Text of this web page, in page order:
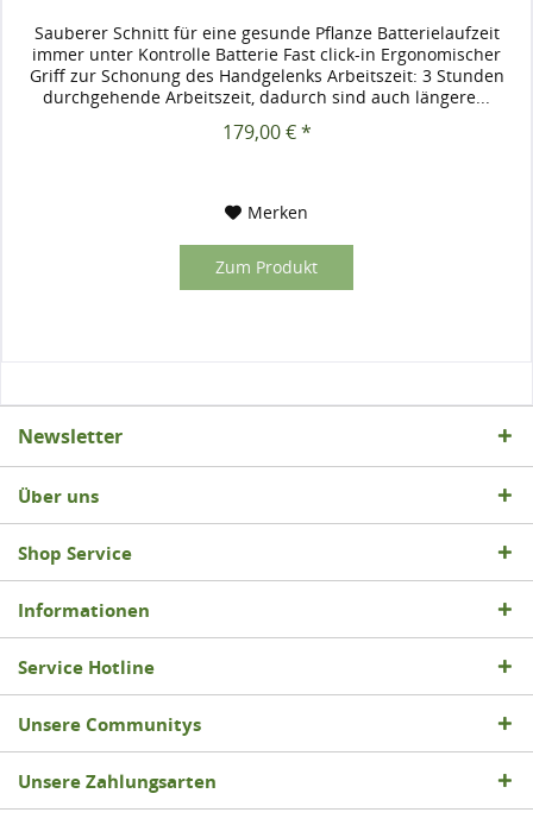
Sauberer Schnitt für eine gesunde Pflanze Batterielaufzeit
immer unter Kontrolle Batterie Fast click-in Ergonomischer
Griff zur Schonung des Handgelenks Arbeitszeit: 3 Stunden
durchgehende Arbeitszeit, dadurch sind auch längere...
179,00 € *
Merken
Zum Produkt
Newsletter
Über uns
Shop Service
Informationen
Service Hotline
Unsere Communitys
Unsere Zahlungsarten